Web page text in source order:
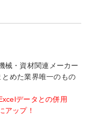
械・資材関連メーカー
めた業界唯一のもの
データとの併用
アップ！